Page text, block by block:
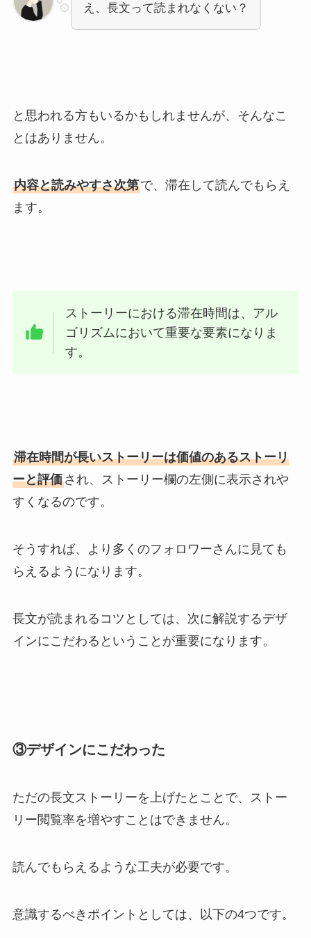
え、長文って読まれなくない？
と思われる方もいるかもしれませんが、そんなこ
とはありません。
内容と読みやすさ次第で、滞在して読んでもらえ
ます。
ストーリーにおける滞在時間は、アル
ゴリズムにおいて重要な要素になりま
す。
滞在時間が長いストーリーは価値のあるストーリ
ーと評価され、ストーリー欄の左側に表示されや
すくなるのです。
そうすれば、より多くのフォロワーさんに見ても
らえるようになります。
長文が読まれるコツとしては、次に解説するデザ
インにこだわるということが重要になります。
③デザインにこだわった
ただの長文ストーリーを上げたとことで、ストー
リー閲覧率を増やすことはできません。
読んでもらえるような工夫が必要です。
意識するべきポイントとしては、以下の4つです。